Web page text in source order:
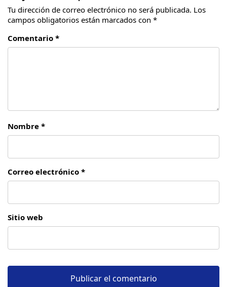
Tu dirección de correo electrónico no será publicada. Los
campos obligatorios están marcados con *
Comentario *
Nombre *
Correo electrónico *
Sitio web